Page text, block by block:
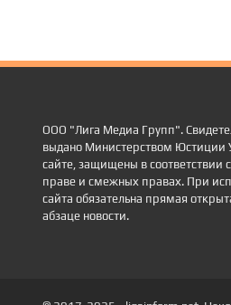
ООО "Лига Медиа Групп".
выдано Министерством Юстиции
сайте, защищены в соответствии
праве и смежных правах. При
сайта обязательна прямая
абзаце новости.